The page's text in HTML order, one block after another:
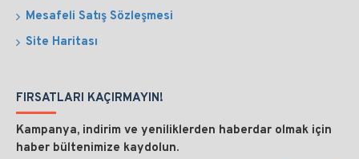
Mesafeli Satış Sözleşmesi
Site Haritası
FIRSATLARI KAÇIRMAYIN!
Kampanya, indirim ve yeniliklerden haberdar olmak için
haber bültenimize kaydolun.